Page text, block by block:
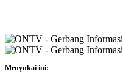
Menyukai ini: